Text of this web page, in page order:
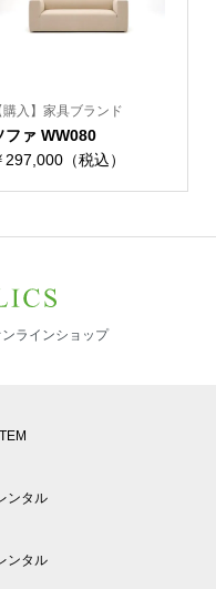
購入】家具ブランド
ファ WW080
297,000（税込）
ラインショップ
ンタル
ンタル